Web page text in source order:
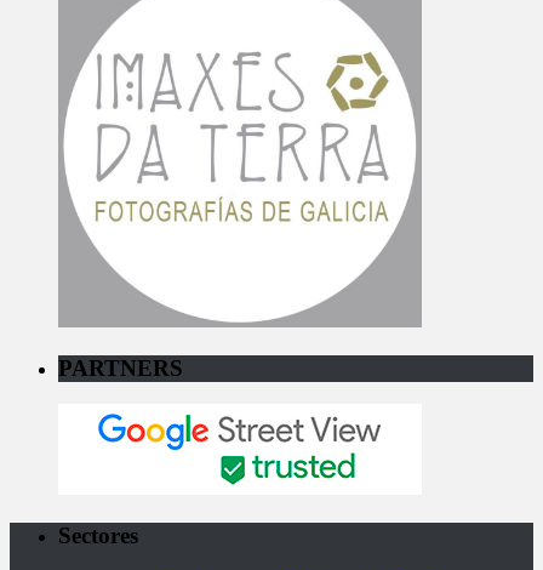
PARTNERS
Sectores